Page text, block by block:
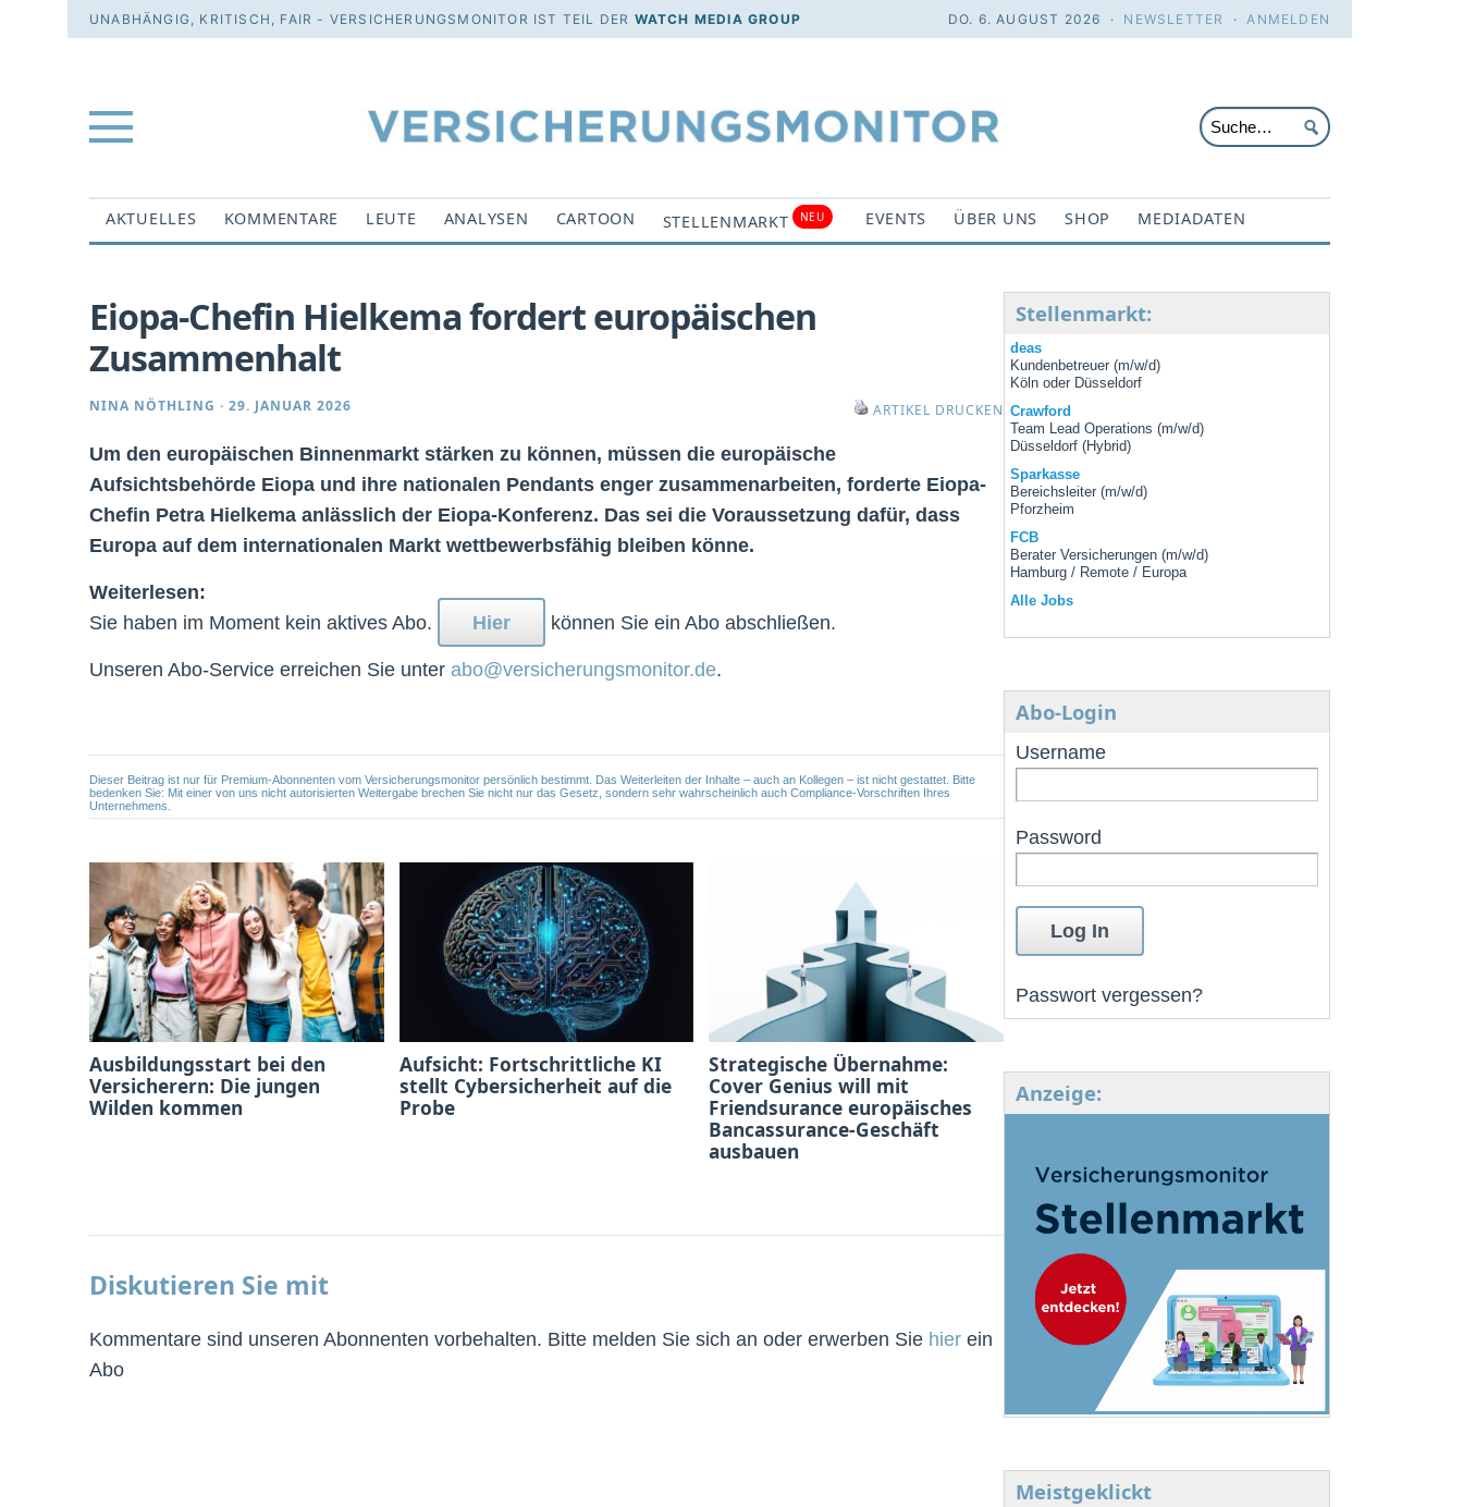
UNABHÄNGIG, KRITISCH, FAIR - VERSICHERUNGSMONITOR IST TEIL DER WATCH MEDIA GROUP DO. 6. AUGUST 2026 · NEWSLETTER ·ANMELDEN
AKTUELLES KOMMENTARE LEUTE ANALYSEN CARTOON STELLENMARKT NEU EVENTS ÜBER UNS SHOP MEDIADATEN
Eiopa-Chefin Hielkema fordert europäischen
Zusammenhalt
NINA NÖTHLING · 29. JANUAR 2026 ARTIKEL DRUCKEN
Um den europäischen Binnenmarkt stärken zu können, müssen die europäische
Aufsichtsbehörde Eiopa und ihre nationalen Pendants enger zusammenarbeiten, forderte Eiopa-
Chefin Petra Hielkema anlässlich der Eiopa-Konferenz. Das sei die Voraussetzung dafür, dass
Europa auf dem internationalen Markt wettbewerbsfähig bleiben könne.
Weiterlesen:
Sie haben im Moment kein aktives Abo.
Hier können Sie ein Abo abschließen.
Unseren Abo-Service erreichen Sie unter abo@versicherungsmonitor.de.
Dieser Beitrag ist nur für Premium-Abonnenten vom Versicherungsmonitor persönlich bestimmt. Das Weiterleiten der Inhalte – auch an Kollegen – ist nicht gestattet. Bitte
bedenken Sie: Mit einer von uns nicht autorisierten Weitergabe brechen Sie nicht nur das Gesetz, sondern sehr wahrscheinlich auch Compliance-Vorschriften Ihres
Unternehmens.
Ausbildungsstart bei den
Versicherern: Die jungen
Wilden kommen
Aufsicht: Fortschrittliche KI
stellt Cybersicherheit auf die
Probe
Strategische Übernahme:
Cover Genius will mit
Friendsurance europäisches
Bancassurance-Geschäft
ausbauen
Diskutieren Sie mit
Kommentare sind unseren Abonnenten vorbehalten. Bitte melden Sie sich an oder erwerben Sie hier ein
Abo
Stellenmarkt:
deas
Kundenbetreuer (m/w/d)
Köln oder Düsseldorf
Crawford
Team Lead Operations (m/w/d)
Düsseldorf (Hybrid)
Sparkasse
Bereichsleiter (m/w/d)
Pforzheim
FCB
Berater Versicherungen (m/w/d)
Hamburg / Remote / Europa
Alle Jobs
Abo-Login
Username
Password
Passwort vergessen?
Anzeige:
Meistgeklickt